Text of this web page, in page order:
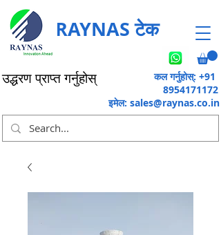
उद्धरण प्राप्त गर्नुहोस्
RAYNAS टेक
कल गर्नुहोस्: +91
8954171172
इमेल: sales@raynas.co.in